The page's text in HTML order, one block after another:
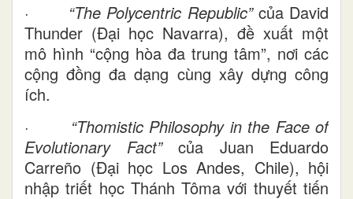
· “The Polycentric Republic”của David
Thunder (Đại học Navarra), đề xuất một
mô hình “cộng hòa đa trung tâm”, nơi các
cộng đồng đa dạng cùng xây dựng công
ích.
· “Thomistic Philosophy in the Face of
Evolutionary Fact”của Juan Eduardo
Carreño (Đại học Los Andes, Chile), hội
nhập triết học Thánh Tôma với thuyết tiến